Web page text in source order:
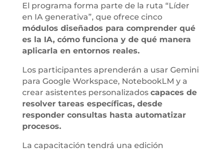
El programa forma parte de la ruta “Líder
en IA generativa”, que ofrece cinco
módulos diseñados para comprender qué
es la IA, cómo funciona y de qué manera
aplicarla en entornos reales.
Los participantes aprenderán a usar Gemini
para Google Workspace, NotebookLM y a
crear asistentes personalizados capaces de
resolver tareas específicas, desde
responder consultas hasta automatizar
procesos.
La capacitación tendrá una edición